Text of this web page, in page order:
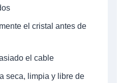
el cristal antes de
el cable
seca, limpia y libre de